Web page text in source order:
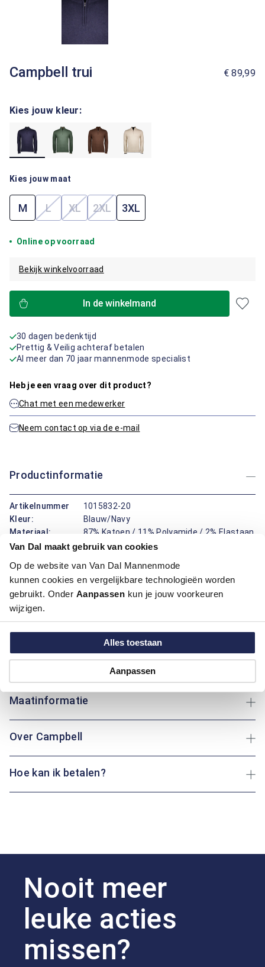
Van Dal maakt gebruik van cookies
Op de website van Van Dal Mannenmode
kunnen cookies en vergelijkbare technologieën worden
gebruikt. Onder Aanpassen kun je jouw voorkeuren
wijzigen.
Alles toestaan
Aanpassen
Campbell trui € 89,99
Kies jouw kleur:
Kies jouw maat
M L(Deze optie is momenteel niet beschikbaar.)
XL(Deze optie is momenteel niet beschikbaar.)
2XL(Deze optie is momenteel niet
3XL
Online op voorraad
Bekijk winkelvoorraad
In de winkelmand
30 dagen bedenktijd
Prettig & Veilig achteraf betalen
Al meer dan 70 jaar mannenmode specialist
Heb je een vraag over dit product?
Chat met een medewerker
Neem contact op via de e-mail
Productinformatie
Artikelnummer
1015832-20
Kleur:
Blauw/Navy
Materiaal:
87% Katoen / 11% Polyamide / 2% Elastaan
Pasvorm:
Modern Fit
Deze trui van Campbell combineert een modern fit pasvorm
met een hoogwaardige samenstelling van katoen, polyamide
en elastaan. Deze materialen zorgen voor flexibiliteit,
comfort en duurzaamheid, ideaal voor dagelijks gebruik. De
eenvoudig de kraag kunt aanpassen aan jouw voorkeur. Of je
nu een wandeling maakt of een boek leest op de bank: deze
trui biedt altijd het gewenste comfort.
Maatinformatie
Over Campbell
Hoe kan ik betalen?
Nooit meer
leuke acties
missen?